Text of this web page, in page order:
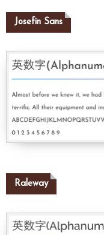
Josefin Sans
Raleway